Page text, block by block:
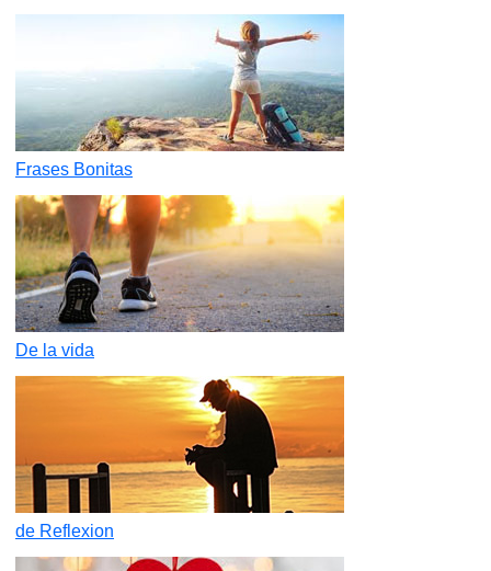
Frases Bonitas
De la vida
de Reflexion